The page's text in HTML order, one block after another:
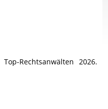
Rechtsanwälten 2026.